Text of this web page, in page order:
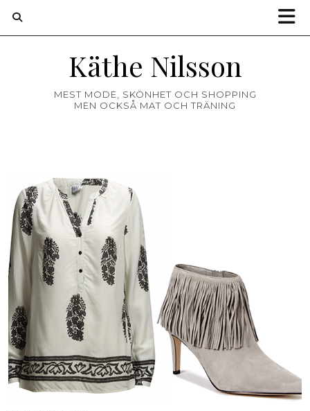
Käthe Nilsson
MEST MODE, SKÖNHET OCH SHOPPING
MEN OCKSÅ MAT OCH TRÄNING